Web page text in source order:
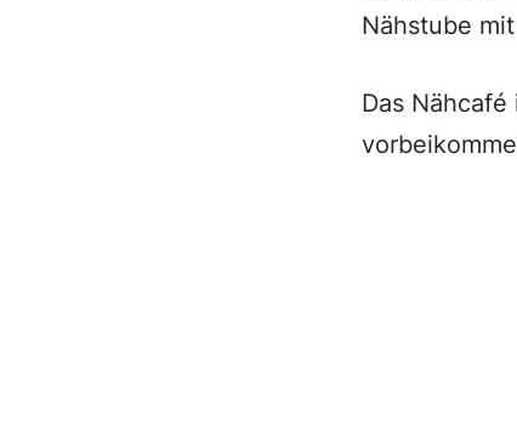
Nähstube
Das